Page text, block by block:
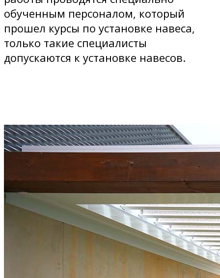
обученным персоналом, который
прошел курсы по установке навеса,
только такие специалисты
допускаются к установке навесов.